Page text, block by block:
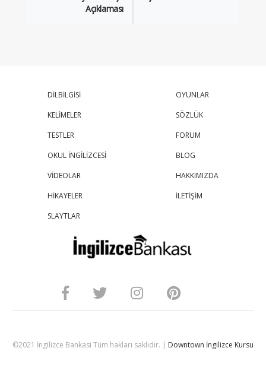
Açıklaması
DİLBİLGİSİ
KELİMELER
TESTLER
OKUL İNGİLİZCESİ
VİDEOLAR
HİKAYELER
SLAYTLAR
OYUNLAR
SÖZLÜK
FORUM
BLOG
HAKKIMIZDA
İLETİŞİM
©2021 İngilizce Bankasi Tüm hakları saklıdır. | Downtown İngilizce Kursu